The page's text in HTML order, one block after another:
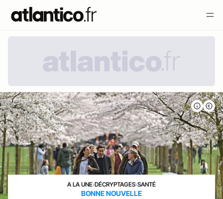
A LA UNE›DÉCRYPTAGES›SANTÉ
BONNE NOUVELLE